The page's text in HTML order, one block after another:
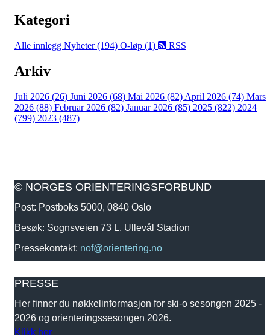
Kategori
Alle innlegg Nyheter (194) O-løp (1) RSS
Arkiv
Juli 2026 (26) Juni 2026 (68) Mai 2026 (82) April 2026 (74) Mars
2026 (88) Februar 2026 (82) Januar 2026 (85) 2025 (822) 2024
(799) 2023 (487)
© NORGES ORIENTERINGSFORBUND
Post: Postboks 5000, 0840 Oslo
Besøk: Sognsveien 73 L, Ullevål Stadion
Pressekontakt: nof@orientering.no
PRESSE
Her finner du nøkkelinformasjon for ski-o sesongen 2025 -
2026 og orienteringssesongen 2026.
Klikk her